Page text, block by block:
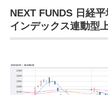
NEXT FUNDS 日経
インデックス連動型